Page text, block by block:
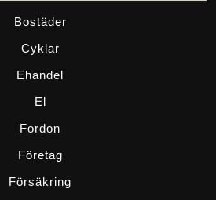
Bostäder
Cyklar
Ehandel
El
Fordon
Företag
Försäkring